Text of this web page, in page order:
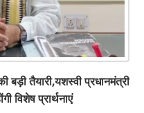
तैयारी,यशस्वी प्रधानमंत्री
विशेष प्रार्थनाएं